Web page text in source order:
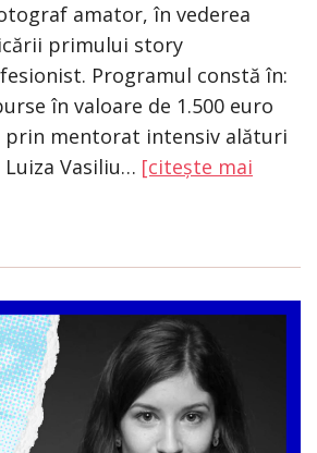
amator, în vederea
primului story
Programul constă în:
în valoare de 1.500 euro
mentorat intensiv alături
Vasiliu… [citește mai